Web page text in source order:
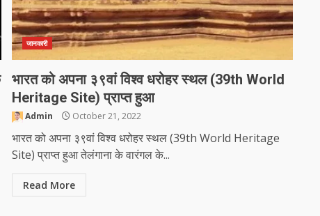
जानकारी
भारत को अपना ३९वां विश्व धरोहर स्थल (39th World
Heritage Site) प्राप्त हुआ
Admin October 21, 2022
भारत को अपना ३९वां विश्व धरोहर स्थल (39th World Heritage
Site) प्राप्त हुआ तेलंगाना के वारंगल के...
Read More